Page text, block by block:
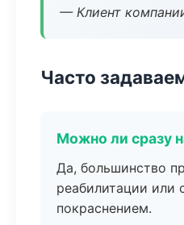
— Клиент
Часто
Можно ли сразу
Да, большинство
реабилитации или
покраснением.